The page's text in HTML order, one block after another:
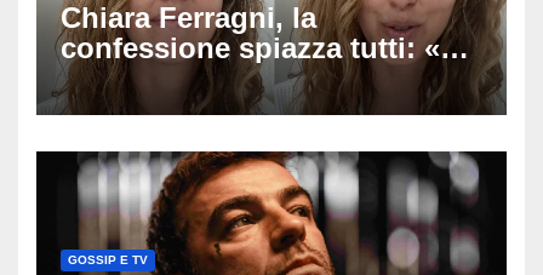
Chiara Ferragni, la
confessione spiazza tutti: «Un
mio ex voleva che mi rifacessi
il seno». Poi svela i ritocchi di
GOSSIP E TV